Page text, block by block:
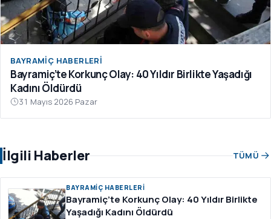
BAYRAMIÇ HABERLERI
Bayramiç’te Korkunç Olay: 40 Yıldır Birlikte Yaşadığı
Kadını Öldürdü
31 Mayıs 2026 Pazar
İlgili Haberler TÜMÜ
BAYRAMIÇ HABERLERI
Bayramiç’te Korkunç Olay: 40 Yıldır Birlikte
Yaşadığı Kadını Öldürdü